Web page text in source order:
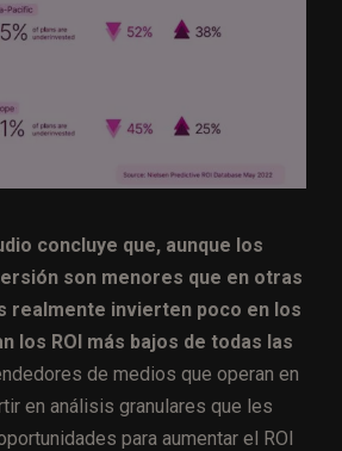
concluye que, aunque los
son menores que en otras
realmente invierten poco en los
los ROI más bajos de todas las
de medios que operan en
en análisis granulares que les
para aumentar el ROI